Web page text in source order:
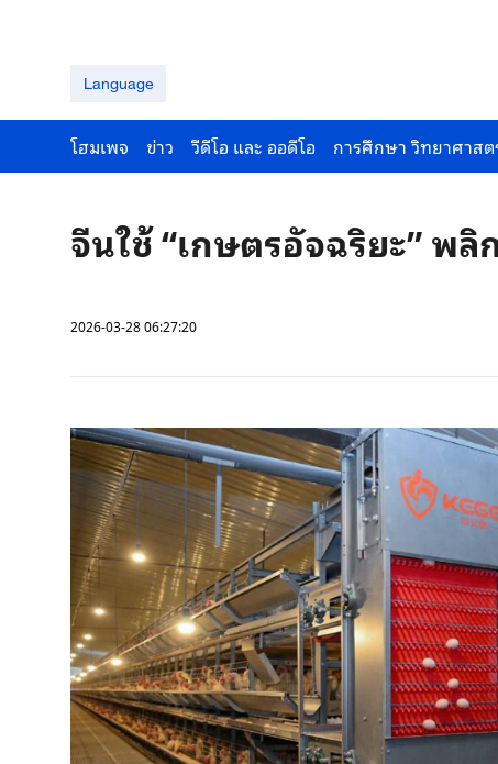
Language
โฮมเพจ ข่าว วีดีโอ และ ออดีโอ การศึกษา วิทยาศาส
จีนใช้ “เกษตรอัจฉริยะ” พ
2026-03-28 06:27:20